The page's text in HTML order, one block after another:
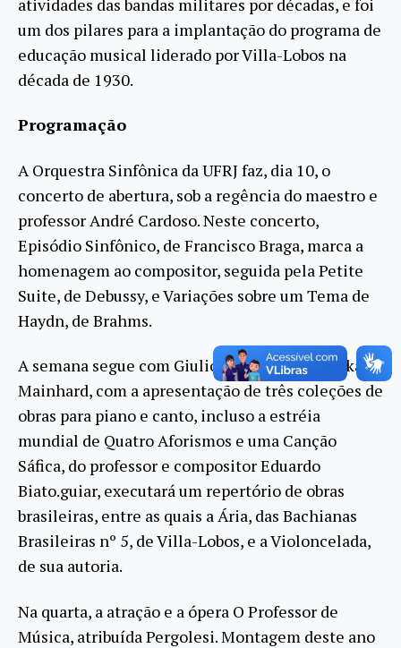
atividades das bandas militares por décadas, e foi
um dos pilares para a implantação do programa de
educação musical liderado por Villa-Lobos na
década de 1930.
Programação
A Orquestra Sinfônica da UFRJ faz, dia 10, o
concerto de abertura, sob a regência do maestro e
professor André Cardoso. Neste concerto,
Episódio Sinfônico, de Francisco Braga, marca a
homenagem ao compositor, seguida pela Petite
Suite, de Debussy, e Variações sobre um Tema de
Haydn, de Brahms.
A semana segue com Giulio Draghi e Veruschka
Mainhard, com a apresentação de três coleções de
obras para piano e canto, incluso a estréia
mundial de Quatro Aforismos e uma Canção
Sáfica, do professor e compositor Eduardo
Biato.guiar, executará um repertório de obras
brasileiras, entre as quais a Ária, das Bachianas
Brasileiras nº 5, de Villa-Lobos, e a Violoncelada,
de sua autoria.
Na quarta, a atração e a ópera O Professor de
Música, atribuída Pergolesi. Montagem deste ano